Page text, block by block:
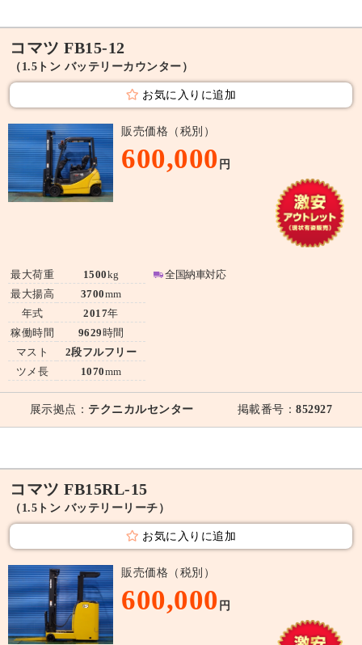
コマツ FB15-12
（1.5トン バッテリーカウンター）
お気に入りに追加
販売価格（税別）
600,000 円
最大荷重
最大揚高
年式
稼働時間
マスト
ツメ長
1500kg
3700mm
2017年
9629 時間
2段フルフリー
1070mm
全国納車対応
展示拠点： テクニカルセンター 掲載番号：852927
コマツ FB15RL-15
（1.5トン バッテリーリーチ）
お気に入りに追加
販売価格（税別）
600,000 円